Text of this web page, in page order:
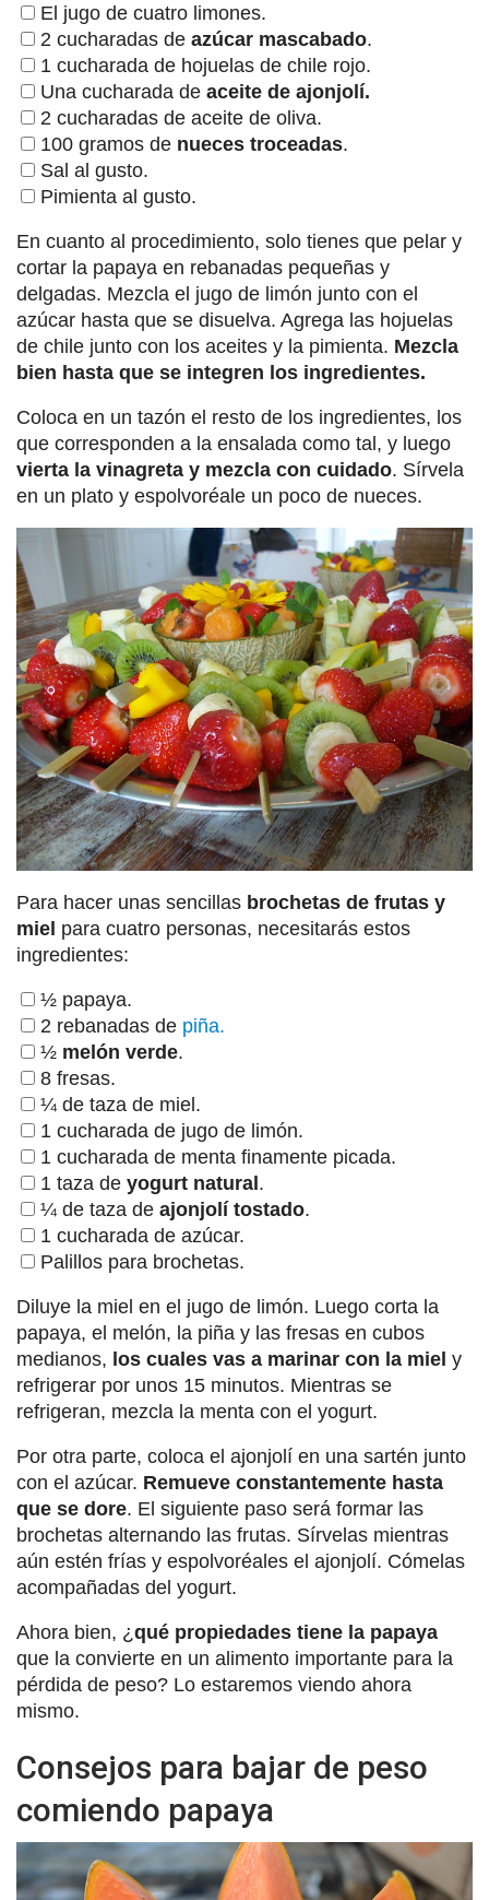
El jugo de cuatro limones.
2 cucharadas de azúcar mascabado.
1 cucharada de hojuelas de chile rojo.
Una cucharada de aceite de ajonjolí.
2 cucharadas de aceite de oliva.
100 gramos de nueces troceadas.
Sal al gusto.
Pimienta al gusto.
En cuanto al procedimiento, solo tienes que pelar y
cortar la papaya en rebanadas pequeñas y
delgadas. Mezcla el jugo de limón junto con el
azúcar hasta que se disuelva. Agrega las hojuelas
de chile junto con los aceites y la pimienta. Mezcla
bien hasta que se integren los ingredientes.
Coloca en un tazón el resto de los ingredientes, los
que corresponden a la ensalada como tal, y luego
vierta la vinagreta y mezcla con cuidado. Sírvela
en un plato y espolvoréale un poco de nueces.
Para hacer unas sencillas brochetas de frutas y
miel para cuatro personas, necesitarás estos
ingredientes:
½ papaya.
2 rebanadas de piña.
½ melón verde.
8 fresas.
¼ de taza de miel.
1 cucharada de jugo de limón.
1 cucharada de menta finamente picada.
1 taza de yogurt natural.
¼ de taza de ajonjolí tostado.
1 cucharada de azúcar.
Palillos para brochetas.
Diluye la miel en el jugo de limón. Luego corta la
papaya, el melón, la piña y las fresas en cubos
medianos, los cuales vas a marinar con la miel y
refrigerar por unos 15 minutos. Mientras se
refrigeran, mezcla la menta con el yogurt.
Por otra parte, coloca el ajonjolí en una sartén junto
con el azúcar. Remueve constantemente hasta
que se dore. El siguiente paso será formar las
brochetas alternando las frutas. Sírvelas mientras
aún estén frías y espolvoréales el ajonjolí. Cómelas
acompañadas del yogurt.
Ahora bien, ¿ qué propiedades tiene la papaya
que la convierte en un alimento importante para la
pérdida de peso? Lo estaremos viendo ahora
mismo.
Consejos para bajar de peso
comiendo papaya